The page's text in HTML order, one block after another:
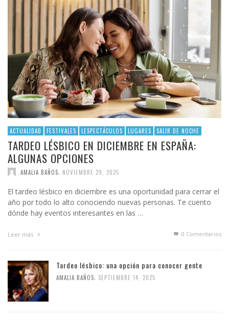
ACTUALIDAD FESTIVALES LESPECTÁCULOS LUGARES SALIR DE NOCHE
TARDEO LÉSBICO EN DICIEMBRE EN ESPAÑA:
ALGUNAS OPCIONES
AMALIA BAÑOS NOVIEMBRE 29, 2025
El tardeo lésbico en diciembre es una oportunidad para cerrar el
año por todo lo alto conociendo nuevas personas. Te cuento
dónde hay eventos interesantes en las …
Leer más 0 Comentarios
Tardeo lésbico: una opción para conocer gente
AMALIA BAÑOS, SEPTIEMBRE 14, 2025